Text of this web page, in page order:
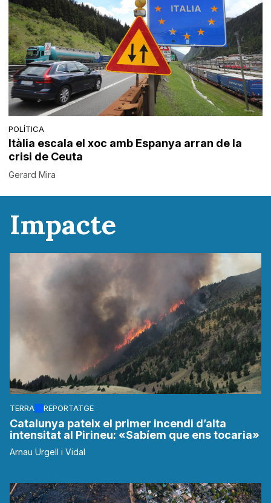
POLÍTICA
Itàlia escala el xoc amb Espanya arran de la
crisi de Ceuta
Gerard Mira
Impacte
TERRA REPORTATGE
Catalunya pateix el primer incendi d’alta
intensitat al Pirineu: «Sabíem que ens tocaria»
Arnau Urgell i Vidal